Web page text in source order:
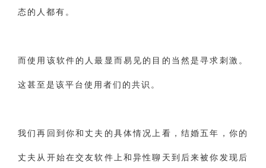
态的人都有。
而使用该软件的人最显而易见的目的当然是寻求刺激。
这甚至是该平台使用者们的共识。
我们再回到你和丈夫的具体情况上看，结婚五年，你的
丈夫从开始在交友软件上和异性聊天到后来被你发现后